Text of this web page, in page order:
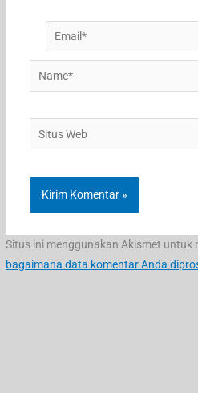
Email*
Name*
Situs
Web
Situs ini menggunakan Akismet untuk
bagaimana data komentar Anda